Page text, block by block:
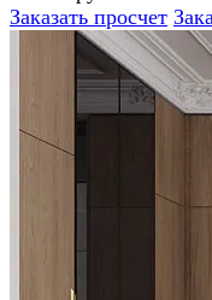
Заказать просчет